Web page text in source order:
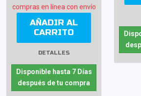
compras en línea con envío
AÑADIR AL
CARRITO
DETALLES
Disponible hasta 7 Días
después de tu compra